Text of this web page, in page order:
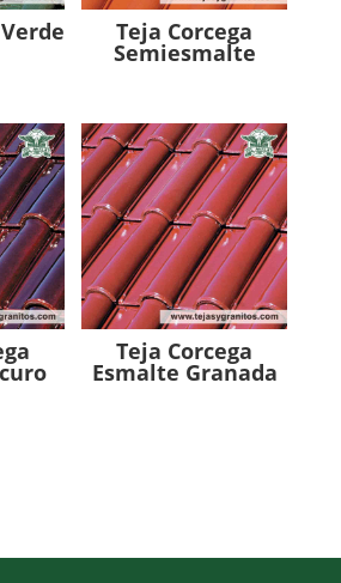
Teja Corcega
Semiesmalte
Teja Corcega
Esmalte Granada